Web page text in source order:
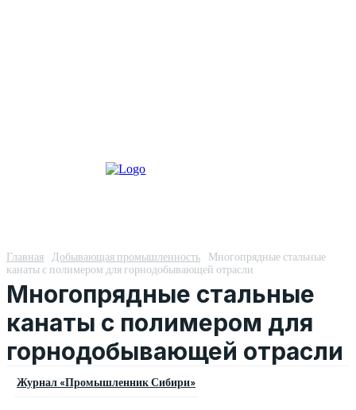
Главная Добывающая промышленность
Многопрядные стальные
канаты с полимером для горнодобывающей отрасли
Многопрядные стальные
канаты с полимером для
горнодобывающей отрасли
Журнал «Промышленник Сибири»